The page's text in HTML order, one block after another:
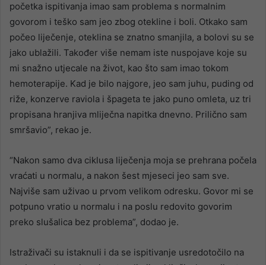
početka ispitivanja imao sam problema s normalnim
govorom i teško sam jeo zbog otekline i boli. Otkako sam
počeo liječenje, oteklina se znatno smanjila, a bolovi su se
jako ublažili. Također više nemam iste nuspojave koje su
mi snažno utjecale na život, kao što sam imao tokom
hemoterapije. Kad je bilo najgore, jeo sam juhu, puding od
riže, konzerve raviola i špageta te jako puno omleta, uz tri
propisana hranjiva mliječna napitka dnevno. Prilično sam
smršavio”, rekao je.
“Nakon samo dva ciklusa liječenja moja se prehrana počela
vraćati u normalu, a nakon šest mjeseci jeo sam sve.
Najviše sam uživao u prvom velikom odresku. Govor mi se
potpuno vratio u normalu i na poslu redovito govorim
preko slušalica bez problema”, dodao je.
Istraživači su istaknuli i da se ispitivanje usredotočilo na